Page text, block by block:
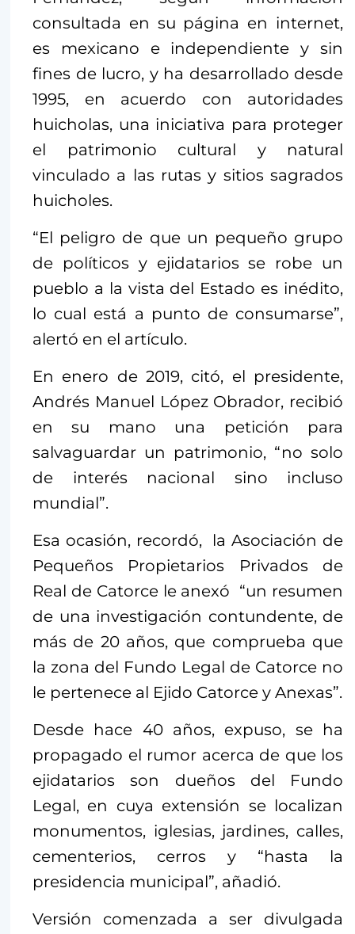
consultada en su página en internet,
es mexicano e independiente y sin
fines de lucro, y ha desarrollado desde
1995, en acuerdo con autoridades
huicholas, una iniciativa para proteger
el patrimonio cultural y natural
vinculado a las rutas y sitios sagrados
huicholes.
“El peligro de que un pequeño grupo
de políticos y ejidatarios se robe un
pueblo a la vista del Estado es inédito,
lo cual está a punto de consumarse”,
alertó en el artículo.
En enero de 2019, citó, el presidente,
Andrés Manuel López Obrador, recibió
en su mano una petición para
salvaguardar un patrimonio, “no solo
de interés nacional sino incluso
mundial”.
Esa ocasión, recordó, la Asociación de
Pequeños Propietarios Privados de
Real de Catorce le anexó “un resumen
de una investigación contundente, de
más de 20 años, que comprueba que
la zona del Fundo Legal de Catorce no
le pertenece al Ejido Catorce y Anexas”.
Desde hace 40 años, expuso, se ha
propagado el rumor acerca de que los
ejidatarios son dueños del Fundo
Legal, en cuya extensión se localizan
monumentos, iglesias, jardines, calles,
cementerios, cerros y “hasta la
presidencia municipal”, añadió.
Versión comenzada a ser divulgada